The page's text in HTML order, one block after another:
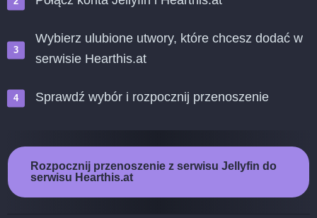
Wybierz ulubione utwory, które chcesz dodać w
serwisie Hearthis.at
Sprawdź wybór i rozpocznij przenoszenie
Rozpocznij przenoszenie z serwisu Jellyfin do
serwisu Hearthis.at